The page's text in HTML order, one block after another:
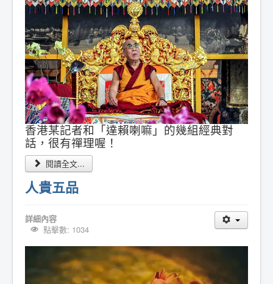
香港某記者和「達賴喇嘛」的幾組經典對
話，很有禪理喔！
閱讀全文...
人貴五品
詳細內容
點擊數: 1034